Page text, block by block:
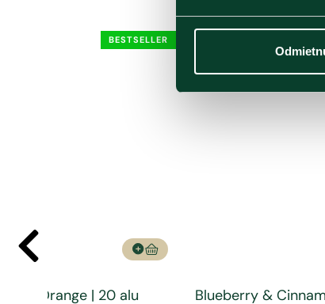
BESTSELLER
& Orange | 20 alu
Blueberry &